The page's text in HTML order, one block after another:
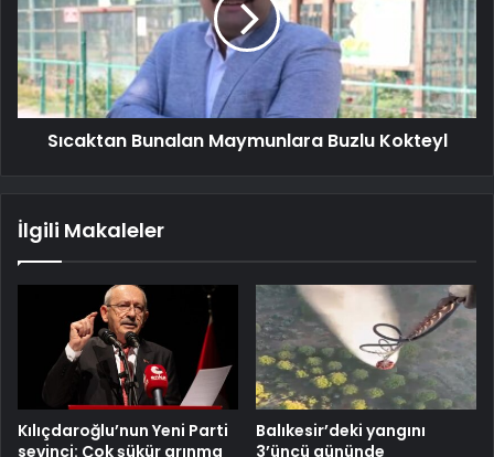
Sıcaktan Bunalan Maymunlara Buzlu Kokteyl
İlgili Makaleler
Kılıçdaroğlu’nun Yeni Parti
sevinci: Çok şükür arınma
Balıkesir’deki yangını
3’üncü gününde